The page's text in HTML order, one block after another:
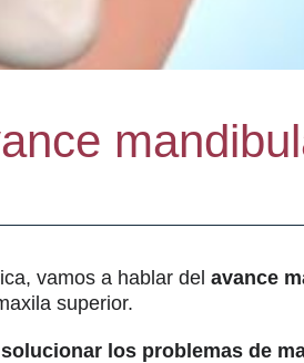
vamos a hablar del avance
superior.
los problemas de